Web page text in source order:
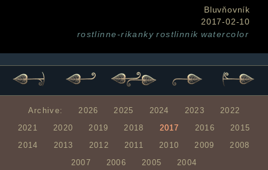
Bluvňovník
2017-02-10
rostlinne-rikanky rostlinnik watercolor
Archive: 2026 2025 2024 2023
2022
2021
2020 2019 2018 2017 2016
2015
2014
2013 2012 2011 2010 2009
2008
2007
2006 2005 2004